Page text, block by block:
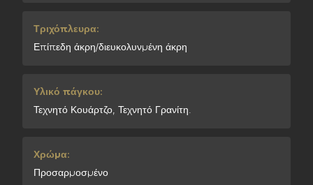
Τριχόπλευρα:
Επίπεδη άκρη/διευκολυνμένη άκρη
Υλικό πάγκου:
Τεχνητό Κουάρτζο, Τεχνητό Γρανίτη.
Χρώμα:
Προσαρμοσμένο